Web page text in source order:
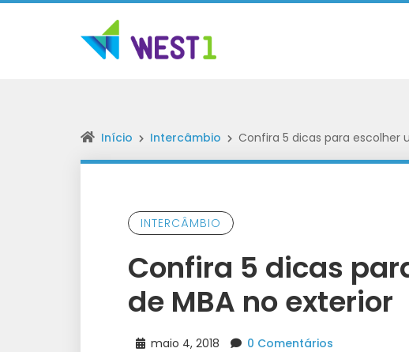
Início Intercâmbio Confira 5 dicas para escolher
INTERCÂMBIO
Confira 5 dicas
de MBA no exterior
maio 4, 2018 0 Comentários